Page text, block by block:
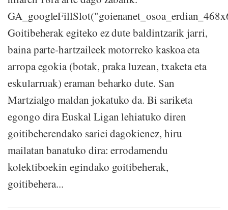
Goitibeherak egiteko ez dute baldintzarik jarri,
baina parte-hartzaileek motorreko kaskoa eta
arropa egokia (botak, praka luzean, txaketa eta
eskularruak) eraman beharko dute. San
Martzialgo maldan jokatuko da. Bi sariketa
egongo dira Euskal Ligan lehiatuko diren
goitibeherendako sariei dagokienez, hiru
mailatan banatuko dira: errodamendu
kolektiboekin egindako goitibeherak,
goitibehera...